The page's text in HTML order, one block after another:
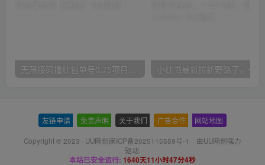
无限接码撸红包单号0.75项目无偿分享给你【揭秘】
友链申请 免责声明 关于我们 广告合作 网站地图
Copyright © 2023 · UU网创闽ICP备2025115559号-1 · 由UU网创强力
驱动.
本站已安全运行: 1640天11小时47分4秒